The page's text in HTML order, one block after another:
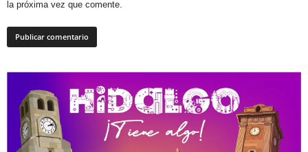
la próxima vez que comente.